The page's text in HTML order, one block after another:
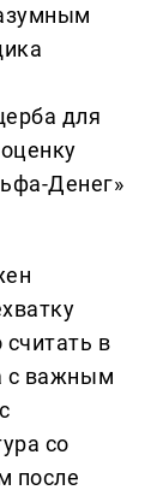
для
Денег»
в
с важным
со
после